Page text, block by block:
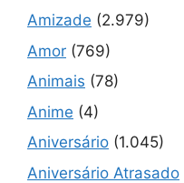
Amizade (2.979)
Amor (769)
Animais (78)
Anime (4)
Aniversário (1.045)
Aniversário Atrasado